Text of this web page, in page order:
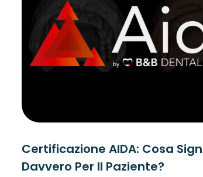
Certificazione AIDA: Cosa
Davvero Per Il Paziente?